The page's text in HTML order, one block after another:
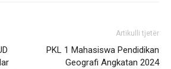
Artikulli tjetër
PKL 1 Mahasiswa Pendidikan
Geografi Angkatan 2024